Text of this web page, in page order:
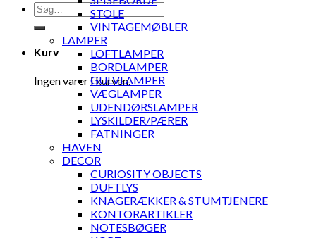
Søg
efter:
Kurv
Ingen varer i kurven.
STOLE
VINTAGEMØBLER
LAMPER
LOFTLAMPER
BORDLAMPER
GULVLAMPER
VÆGLAMPER
UDENDØRSLAMPER
LYSKILDER/PÆRER
FATNINGER
HAVEN
DECOR
CURIOSITY OBJECTS
DUFTLYS
KNAGERÆKKER & STUMTJENERE
KONTORARTIKLER
NOTESBØGER